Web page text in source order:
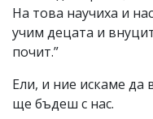
На това научиха и
учим децата и
почит.”
Ели, и ние искаме да
ще бъдеш с нас.